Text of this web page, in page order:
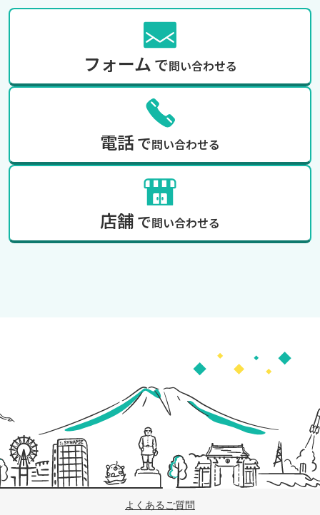
フォーム で問い合わせる
電話で問い合わせる
店舗 で問い合わせる
よくあるご質問